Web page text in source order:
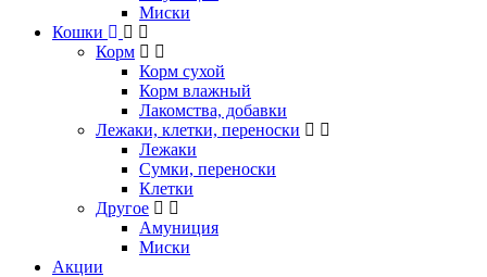
Миски
Кошки
Корм
Корм сухой
Корм влажный
Лакомства, добавки
Лежаки, клетки, переноски
Лежаки
Сумки, переноски
Клетки
Другое
Амуниция
Миски
Акции